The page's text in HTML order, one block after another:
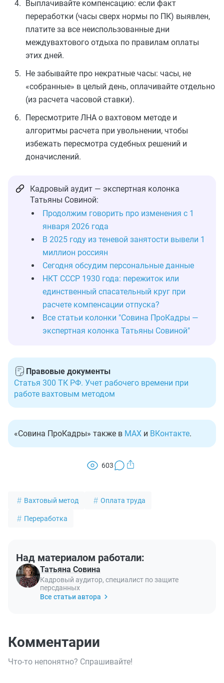
Выплачивайте компенсацию: если факт
переработки (часы сверх нормы по ПК) выявлен,
платите за все неиспользованные дни
междувахтового отдыха по правилам оплаты
этих дней.
Не забывайте про некратные часы: часы, не
«собранные» в целый день, оплачивайте отдельно
(из расчета часовой ставки).
Пересмотрите ЛНА о вахтовом методе и
алгоритмы расчета при увольнении, чтобы
избежать пересмотра судебных решений и
доначислений.
Кадровый аудит — экспертная колонка
Татьяны Совиной:
Продолжим говорить про изменения с 1
января 2026 года
В 2025 году из теневой занятости вывели 1
миллион россиян
Сегодня обсудим персональные данные
НКТ СССР 1930 года: пережиток или
единственный спасательный круг при
расчете компенсации отпуска?
Все статьи колонки "Совина ПроКадры —
экспертная колонка Татьяны Совиной"
Правовые документы
Статья 300 ТК РФ. Учет рабочего времени при
работе вахтовым методом
«Совина ПроКадры» также в MAX и ВКонтакте.
603
Вахтовый метод Оплата труда
Переработка
Над материалом работали:
Татьяна Совина
Кадровый аудитор, специалист по защите
персданных
Все статьи автора
Комментарии
Что-то непонятно? Спрашивайте!